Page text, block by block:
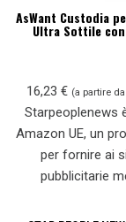
AsWant Custodia
Ultra Sottile
16,23 € (a partire
Starpeoplenews
Amazon UE, un
per fornire ai
pubblicitarie